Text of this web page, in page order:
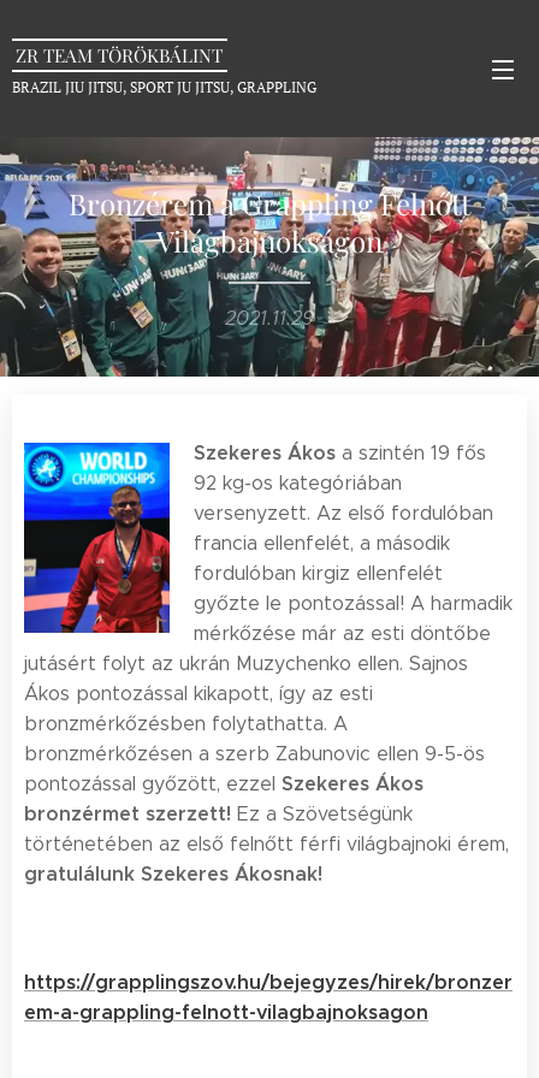
ZR TEAM TÖRÖKBÁLINT
BRAZIL JIU JITSU, SPORT JU JITSU, GRAPPLING
Bronzérem a Grappling Felnőtt
Világbajnokságon
2021.11.29
Szekeres Ákos a szintén 19 fős
92 kg-os kategóriában
versenyzett. Az első fordulóban
francia ellenfelét, a második
fordulóban kirgiz ellenfelét
győzte le pontozással! A harmadik
mérkőzése már az esti döntőbe
jutásért folyt az ukrán Muzychenko ellen. Sajnos
Ákos pontozással kikapott, így az esti
bronzmérkőzésben folytathatta. A
bronzmérkőzésen a szerb Zabunovic ellen 9-5-ös
pontozással győzött, ezzel Szekeres Ákos
bronzérmet szerzett! Ez a Szövetségünk
történetében az első felnőtt férfi világbajnoki érem,
gratulálunk Szekeres Ákosnak!
https://grapplingszov.hu/bejegyzes/hirek/bronzer
em-a-grappling-felnott-vilagbajnoksagon